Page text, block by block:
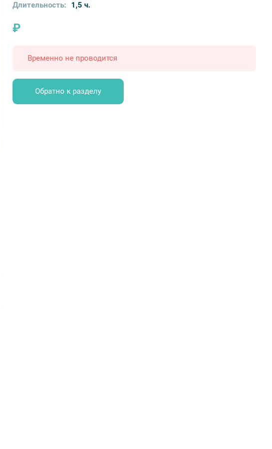
₽
Длительность: 1,5 ч.
Временно не проводится
Обратно к разделу